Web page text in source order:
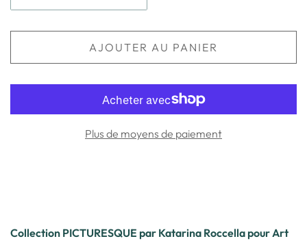
AJOUTER AU PANIER
Plus de moyens de paiement
Collection PICTURESQUE par Katarina Roccella pour Art